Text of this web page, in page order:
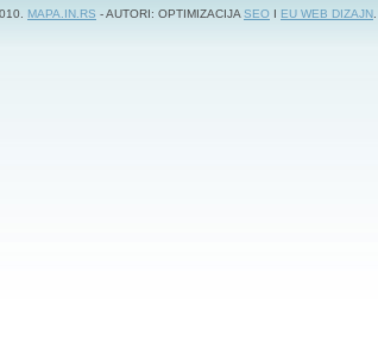
MAPA.IN.RS - AUTORI: OPTIMIZACIJA SEO I EU WEB DIZAJN